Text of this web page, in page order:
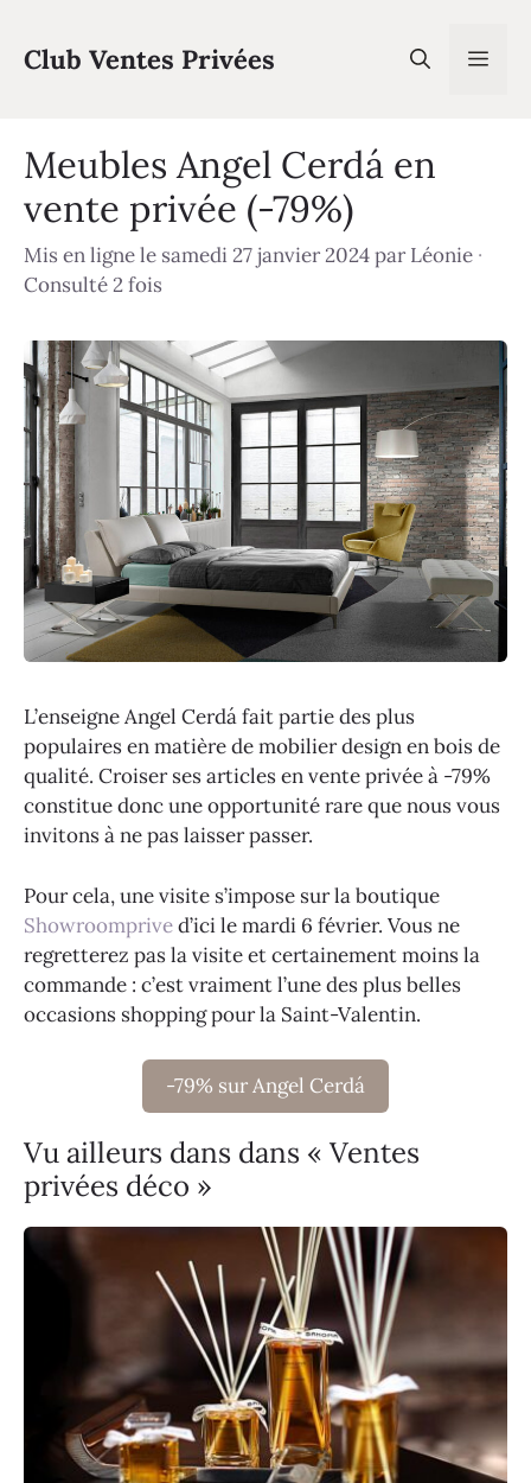
contenu
Club Ventes Privées
Meubles Angel Cerdá en
vente privée (-79%)
Mis en ligne le samedi 27 janvier 2024parLéonie ·
Consulté 2 fois
L’enseigne Angel Cerdá fait partie des plus
populaires en matière de mobilier design en bois de
qualité. Croiser ses articles en vente privée à -79%
constitue donc une opportunité rare que nous vous
invitons à ne pas laisser passer.
Pour cela, une visite s’impose sur la boutique
Showroomprived’ici le mardi 6 février. Vous ne
regretterez pas la visite et certainement moins la
commande : c’est vraiment l’une des plus belles
occasions shopping pour la Saint-Valentin.
-79% sur Angel Cerdá
Vu ailleurs dans dans « Ventes
privées déco »